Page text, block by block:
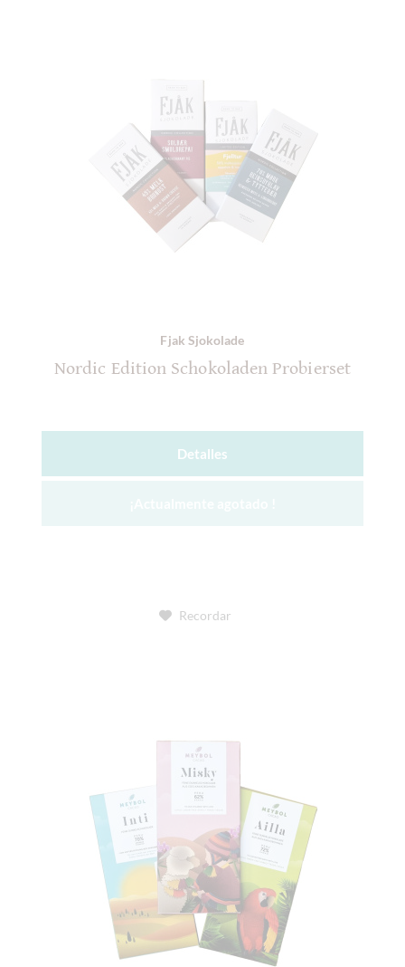
Fjak Sjokolade
Nordic Edition Schokoladen Probierset
Detalles
Recordar